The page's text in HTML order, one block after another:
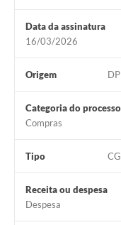
Data da assinatura
16/03/2026
Origem
Categoria do processo
Compras
Tipo
Receita ou despesa
Despesa